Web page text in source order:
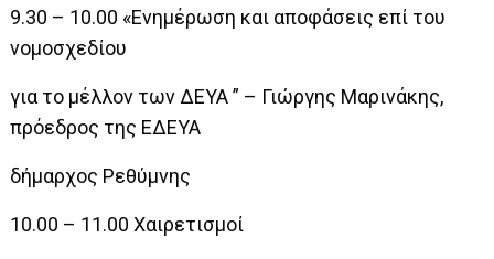
9.30 – 10.00 «Ενημέρωση και αποφάσεις επί του
νομοσχεδίου
για το μέλλον των ΔΕΥΑ ” – Γιώργης Μαρινάκης,
πρόεδρος της ΕΔΕΥΑ
δήμαρχος Ρεθύμνης
10.00 – 11.00 Χαιρετισμοί